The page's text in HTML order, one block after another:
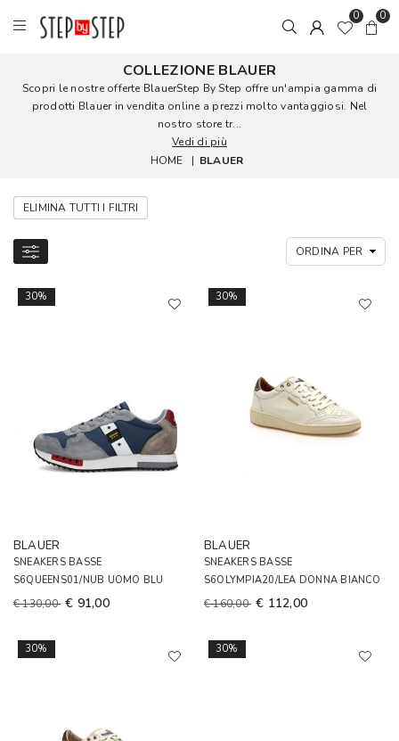
0 0
COLLEZIONE BLAUER
Scopri le nostre offerte BlauerStep By Step offre un'ampia gamma di
prodotti Blauer in vendita online a prezzi molto vantaggiosi. Nel
nostro store tr...
Vedi di più
HOME
| BLAUER
ELIMINA TUTTI I FILTRI
30%
BLAUER
SNEAKERS BASSE
S6QUEENS01/NUB UOMO BLU
€ 130,00 € 91,00
30%
BLAUER
SNEAKERS BASSE
S6OLYMPIA20/LEA DONNA BIANCO
€ 160,00 € 112,00
30% 30%